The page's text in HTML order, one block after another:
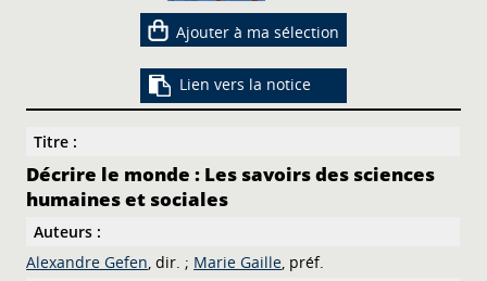
Ajouter à ma sélection
Lien vers la notice
Titre :
Décrire le monde : Les savoirs des sciences
humaines et sociales
Auteurs :
Alexandre Gefen
, dir. ; Marie Gaille, préf.